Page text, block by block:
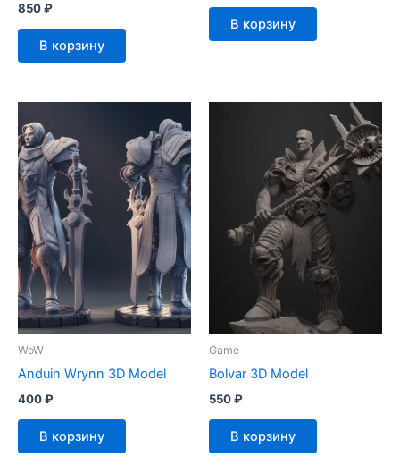
850₽
В корзину
В корзину
WoW
Anduin Wrynn 3D Model
400₽
В корзину
Game
Bolvar 3D Model
550₽
В корзину